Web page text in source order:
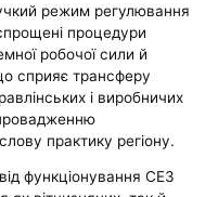
режим регулювання
процедури
робочої сили й
сприяє трансферу
і виробничих
практику регіону.
функціонування СЕЗ